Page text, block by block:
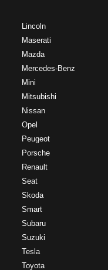
Lincoln
Maserati
Mazda
Mercedes-Benz
Mini
Mitsubishi
Nissan
Opel
Peugeot
Porsche
Renault
Seat
Skoda
Smart
Subaru
Suzuki
Tesla
Toyota